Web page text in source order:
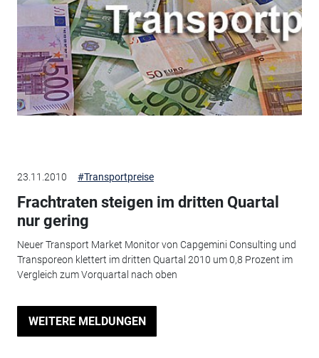
23.11.2010 #Transportpreise
Frachtraten steigen im dritten Quartal
nur gering
Neuer Transport Market Monitor von Capgemini Consulting und
Transporeon klettert im dritten Quartal 2010 um 0,8 Prozent im
Vergleich zum Vorquartal nach oben
WEITERE MELDUNGEN